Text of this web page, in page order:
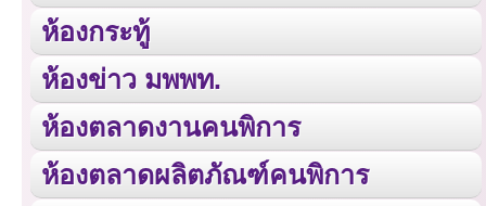
ห้องกระทู้
ห้องข่าว มพพท.
ห้องตลาดงานคนพิการ
ห้องตลาดผลิตภัณฑ์คนพิการ